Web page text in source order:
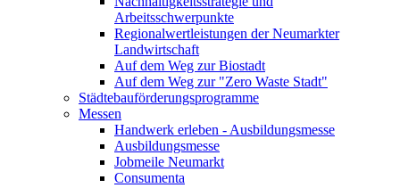
Arbeitsschwerpunkte
Regionalwertleistungen der Neumarkter
Landwirtschaft
Auf dem Weg zur Biostadt
Auf dem Weg zur "Zero Waste Stadt"
Städtebauförderungsprogramme
Messen
Handwerk erleben - Ausbildungsmesse
Ausbildungsmesse
Jobmeile Neumarkt
Consumenta